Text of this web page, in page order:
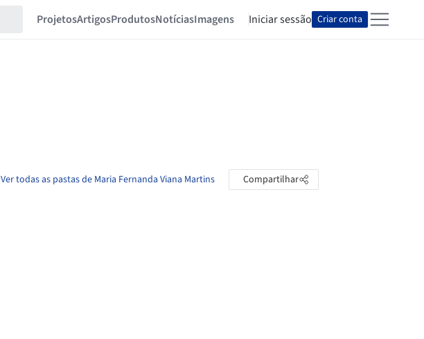
ProjetosArtigosProdutosNotíciasImagens Iniciar sessão Criar conta
Ver todas as pastas de Maria Fernanda Viana Martins Compartilhar